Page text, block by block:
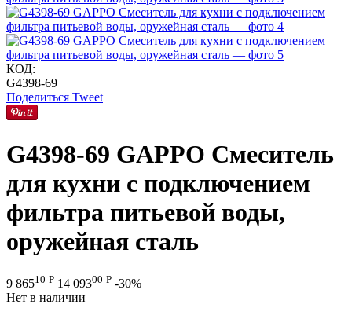
КОД:
G4398-69
Поделиться Tweet
G4398-69 GAPPO Смеситель
для кухни с подключением
фильтра питьевой воды,
оружейная сталь
9 86510 Р 14 09300 Р -30%
Нет в наличии